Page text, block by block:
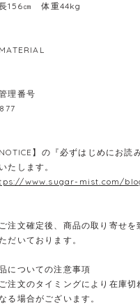
156㎝ 体重44kg
理番号
NOTICE】の『必ずはじめにお
たします。
www.sugar-mist.com/
ご注文確定後、商品の取り寄せ
だいております。
についての注意事項
ご注文のタイミングにより在庫
る場合がございます。